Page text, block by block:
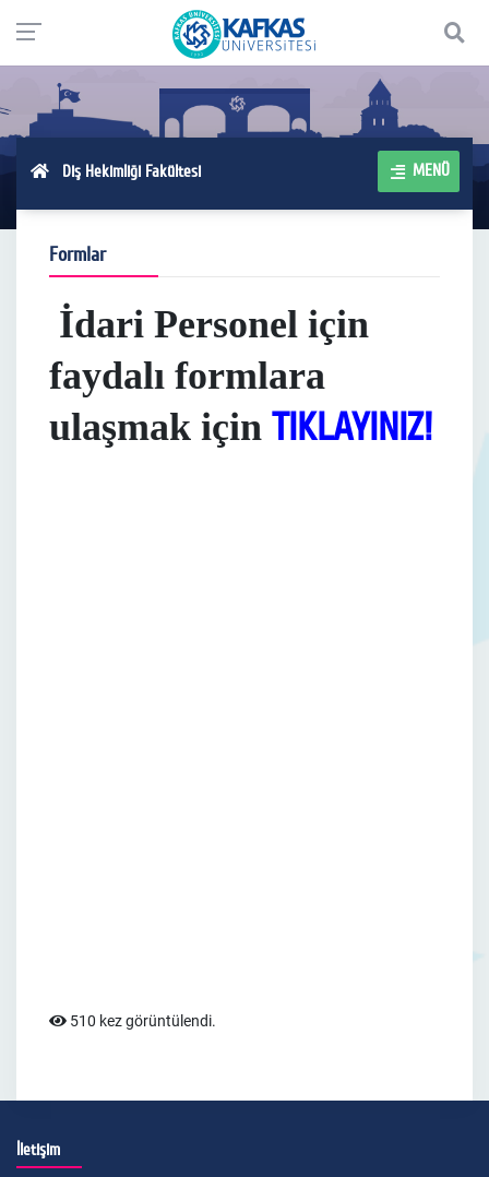
Diş Hekimliği Fakültesi MENÜ
Formlar
İdari Personel için
faydalı formlara
ulaşmak için TIKLAYINIZ!
510 kez görüntülendi.
İletişim